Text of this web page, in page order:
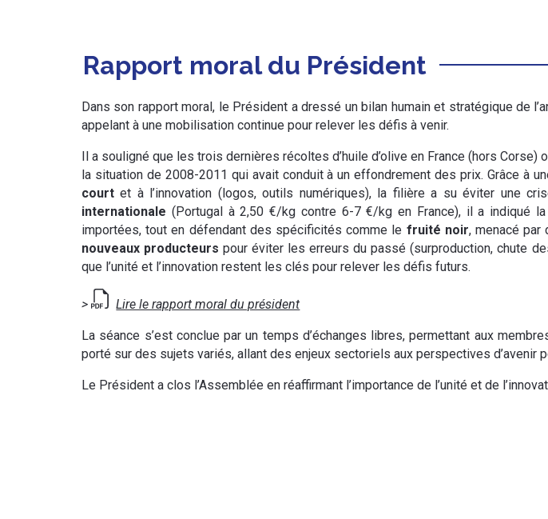
Rapport moral du Président
Dans son rapport moral, le Président a dressé un bilan humain et stratégique de
appelant à une mobilisation continue pour relever les défis à venir.
Il a souligné que les trois dernières récoltes d’huile d’olive en France (hors Corse)
la situation de 2008-2011 qui avait conduit à un effondrement des prix. Grâce à
court et à l’innovation (logos, outils numériques), la filière a su éviter une
internationale (Portugal à 2,50 €/kg contre 6-7 €/kg en France), il a indiqué
importées, tout en défendant des spécificités comme le fruité noir, menacé
nouveaux producteurs pour éviter les erreurs du passé (surproduction, chute
que l’unité et l’innovation restent les clés pour relever les défis futurs.
> Lire le rapport moral du président
La séance s’est conclue par un temps d’échanges libres, permettant aux
porté sur des sujets variés, allant des enjeux sectoriels aux perspectives d’avenir
Le Président a clos l’Assemblée en réaffirmant l’importance de l’unité et de